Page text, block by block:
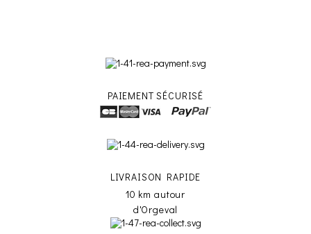
PAIEMENT SÉCURISÉ
LIVRAISON RAPIDE
10 km autour
d'Orgeval